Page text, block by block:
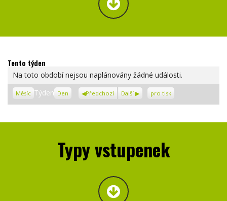
Tento týden
Na toto období nejsou naplánovány žádné události.
Měsíc Týden Den Předchozí Další Zobrazení
pro tisk
Typy vstupenek